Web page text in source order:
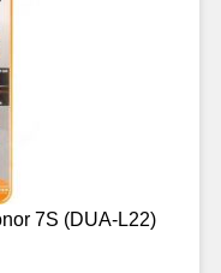
7S (DUA-L22)